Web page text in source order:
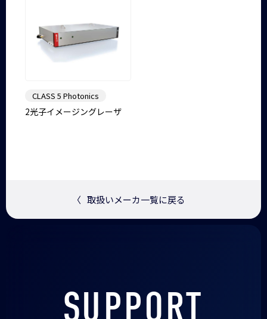
CLASS 5 Photonics
2光子イメージングレーザ
〈 取扱いメーカ一覧に戻る
SUPPORT